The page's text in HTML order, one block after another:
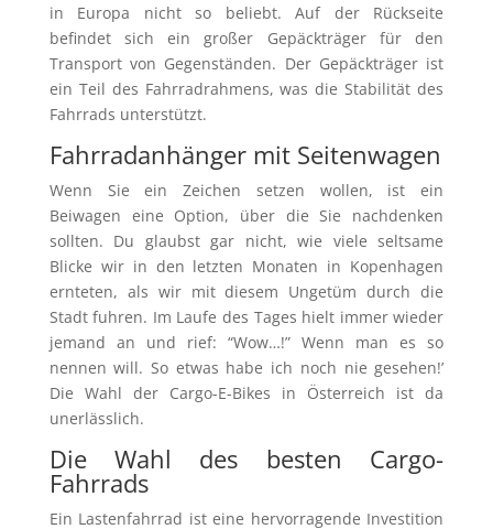
in Europa nicht so beliebt. Auf der Rückseite
befindet sich ein großer Gepäckträger für den
Transport von Gegenständen. Der Gepäckträger ist
ein Teil des Fahrradrahmens, was die Stabilität des
Fahrrads unterstützt.
Fahrradanhänger mit Seitenwagen
Wenn Sie ein Zeichen setzen wollen, ist ein
Beiwagen eine Option, über die Sie nachdenken
sollten. Du glaubst gar nicht, wie viele seltsame
Blicke wir in den letzten Monaten in Kopenhagen
ernteten, als wir mit diesem Ungetüm durch die
Stadt fuhren. Im Laufe des Tages hielt immer wieder
jemand an und rief: “Wow…!” Wenn man es so
nennen will. So etwas habe ich noch nie gesehen!’
Die Wahl der Cargo-E-Bikes in Österreich ist da
unerlässlich.
Die Wahl des besten Cargo-
Fahrrads
Ein Lastenfahrrad ist eine hervorragende Investition